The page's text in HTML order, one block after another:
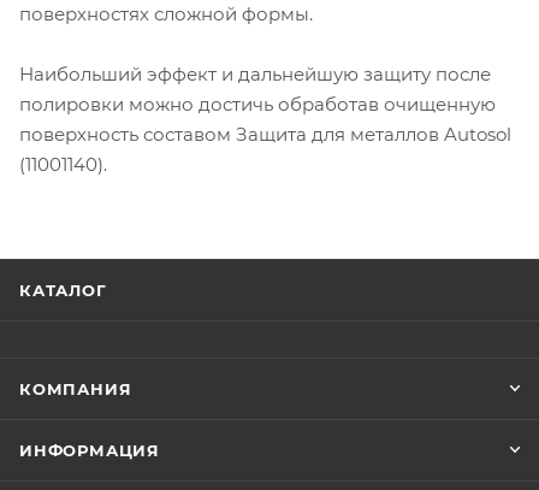
поверхностях сложной формы.
Наибольший эффект и дальнейшую защиту после
полировки можно достичь обработав очищенную
поверхность составом Защита для металлов Autosol
(11001140).
КАТАЛОГ
КОМПАНИЯ
ИНФОРМАЦИЯ